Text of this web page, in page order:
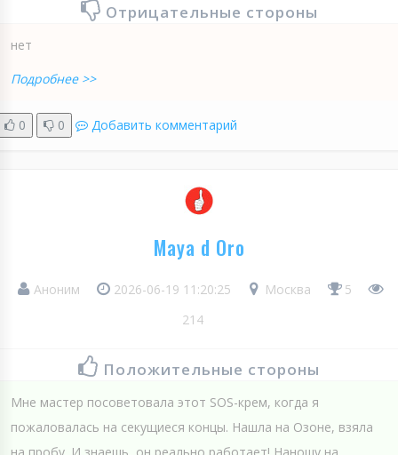
Отрицательные стороны
нет
Подробнее >>
0 0 Добавить комментарий
Maya d Oro
Аноним 2026-06-19 11:20:25 Москва
5
214
Положительные стороны
Мне мастер посоветовала этот SOS-крем, когда я
пожаловалась на секущиеся концы. Нашла на Озоне, взяла